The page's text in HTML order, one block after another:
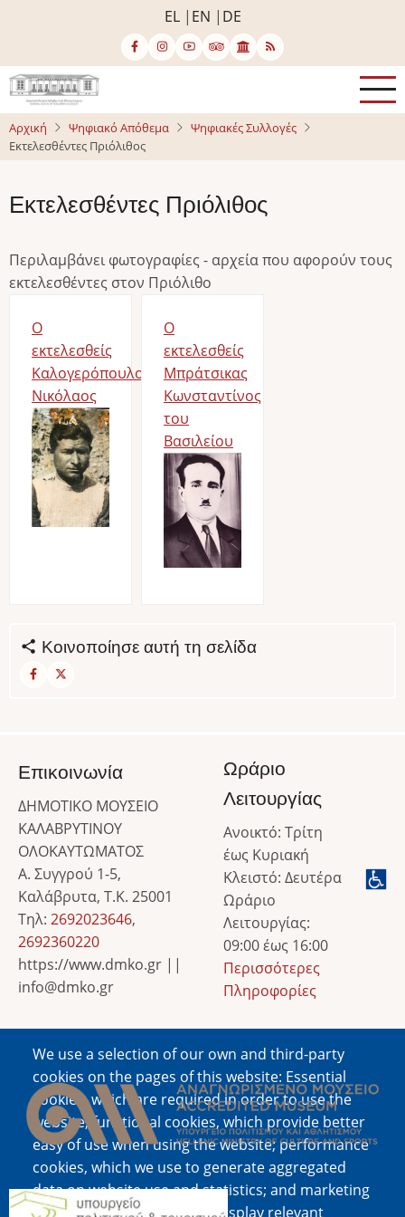
κυρίως
περιεχόμενο
EL EN DE
Αρχική Ψηφιακό Απόθεμα
Ψηφιακές Συλλογές
Εκτελεσθέντες Πριόλιθος
Εκτελεσθέντες Πριόλιθος
Περιλαμβάνει φωτογραφίες - αρχεία που αφορούν τους
εκτελεσθέντες στον Πριόλιθο
Ο
εκτελεσθείς
Καλογερόπουλος
Νικόλαος
Image
Ο
εκτελεσθείς
Μπράτσικας
Κωνσταντίνος
του
Βασιλείου
Image
Κοινοποίησε αυτή τη σελίδα
We use a selection of our own and third-party
cookies on the pages of this website: Essential
cookies, which are required in order to use the
website; functional cookies, which provide better
easy of use when using the website; performance
cookies, which we use to generate aggregated
data on website use and statistics; and marketing
cookies, which are used to display relevant
Επικοινωνία
ΔΗΜΟΤΙΚΟ ΜΟΥΣΕΙΟ
ΚΑΛΑΒΡΥΤΙΝΟΥ
ΟΛΟΚΑΥΤΩΜΑΤΟΣ
Α. Συγγρού 1-5,
Καλάβρυτα, Τ.Κ. 25001
Τηλ: 2692023646,
2692360220
https://www.dmko.gr ||
info@dmko.gr
Ωράριο
Λειτουργίας
Ανοικτό: Τρίτη
έως Κυριακή
Κλειστό: Δευτέρα
Ωράριο
Λειτουργίας:
09:00 έως 16:00
Περισσότερες
Πληροφορίες
Image
Image